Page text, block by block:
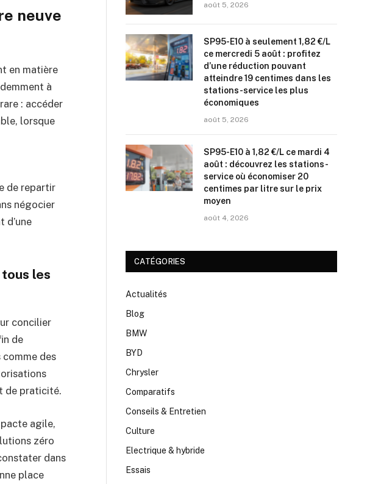
neuve
en matière
à
: accéder
lorsque
de repartir
négocier
d’une
les
concilier
de
des
de praticité.
agile,
zéro
dans
place
août 5, 2026
SP95-E10 à seulement 1,82 €/L
ce mercredi 5 août : profitez
d’une réduction pouvant
atteindre 19 centimes dans les
stations-service les plus
économiques
août 5, 2026
SP95-E10 à 1,82 €/L ce mardi 4
août : découvrez les stations-
service où économiser 20
centimes par litre sur le prix
moyen
août 4, 2026
CATÉGORIES
Actualités
Blog
BMW
BYD
Chrysler
Comparatifs
Conseils & Entretien
Culture
Electrique & hybride
Essais